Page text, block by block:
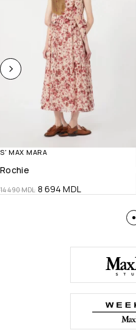
S' MAX MARA
Rochie
14 490MDL 8 694MDL